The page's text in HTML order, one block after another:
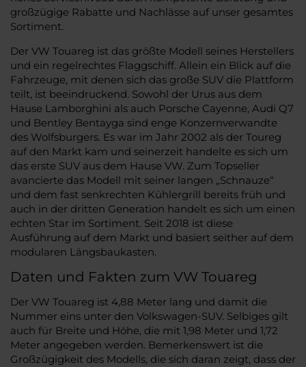
großzügige Rabatte und Nachlässe auf unser gesamtes
Sortiment.
Der VW Touareg ist das größte Modell seines Herstellers
und ein regelrechtes Flaggschiff. Allein ein Blick auf die
Fahrzeuge, mit denen sich das große SUV die Plattform
teilt, ist beeindruckend. Sowohl der Urus aus dem
Hause Lamborghini als auch Porsche Cayenne, Audi Q7
und Bentley Bentayga sind enge Konzernverwandte
des Wolfsburgers. Es war im Jahr 2002 als der Toureg
auf den Markt kam und seinerzeit handelte es sich um
das erste SUV aus dem Hause VW. Zum Topseller
avancierte das Modell mit seiner langen „Schnauze“
und dem fast senkrechten Kühlergrill bereits früh und
auch in der dritten Generation handelt es sich um einen
echten Star im Sortiment. Seit 2018 ist diese
Ausführung auf dem Markt und basiert seither auf dem
modularen Längsbaukasten.
Daten und Fakten zum VW Touareg
Der VW Touareg ist 4,88 Meter lang und damit die
Nummer eins unter den Volkswagen-SUV. Selbiges gilt
auch für Breite und Höhe, die mit 1,98 Meter und 1,72
Meter angegeben werden. Bemerkenswert ist die
Großzügigkeit des Modells, die sich daran zeigt, dass der